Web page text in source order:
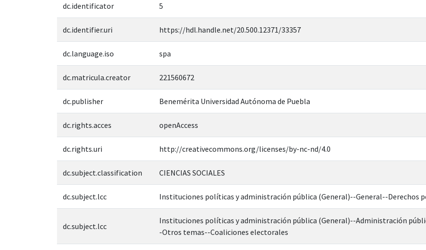
dc.identificator 5
dc.identifier.uri https://hdl.handle.net/20.500.12371/33357
dc.language.iso spa
dc.matricula.creator 221560672
dc.publisher Benemérita Universidad Autónoma de Puebla
dc.rights.acces openAccess
dc.rights.uri http://creativecommons.org/licenses/by-nc-nd/4.0
dc.subject.classification CIENCIAS SOCIALES
dc.subject.lcc Instituciones políticas y administración pública (General)--General--Derechos
dc.subject.lcc
Instituciones políticas y administración pública (General)--Administración
-Otros temas--Coaliciones electorales